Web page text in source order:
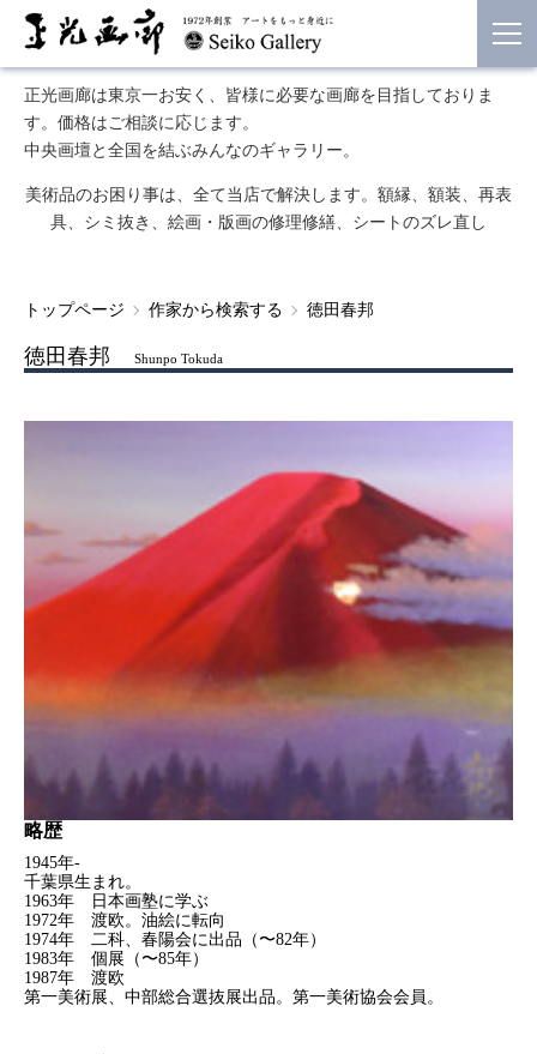
正光画廊は東京一お安く、皆様に必要な画廊を目指しておりま
す。価格はご相談に応じます。
中央画壇と全国を結ぶみんなのギャラリー。
美術品のお困り事は、全て当店で解決します。額縁、額装、再表
具、シミ抜き、絵画・版画の修理修繕、シートのズレ直し
トップページ 作家から検索する 徳田春邦
徳田春邦 Shunpo Tokuda
略歴
1945年-
千葉県生まれ。
1963年 日本画塾に学ぶ
1972年 渡欧。油絵に転向
1974年 二科、春陽会に出品（〜82年）
1983年 個展（〜85年）
1987年 渡欧
第一美術展、中部総合選抜展出品。第一美術協会会員。